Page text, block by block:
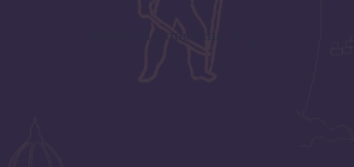
Prezzo di Copertina: